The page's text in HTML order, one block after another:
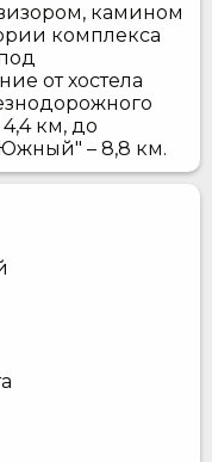
камином
комплекса
от хостела
км, до
– 8,8 км.